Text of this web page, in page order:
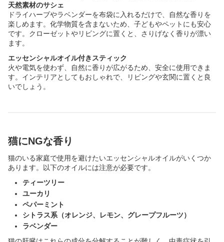
天然素材のサシェ
ドライハーブやラベンダーを布袋に入れるだけで、自然な香りを
楽しめます。化学物質を含まないため、子どもやペットにも安心
です。クローゼットやリビングに置くと、さりげなく香りが漂い
ます。
エッセンシャルオイル付きスティック
火や電気を使わず、自然に香りが広がるため、安全に使用できま
す。インテリアとしてもおしゃれで、リビングや玄関に置くと良
いでしょう。
猫にNGな香り
猫のいる家庭で使用を避けたいエッセンシャルオイルがいくつか
あります。以下のオイルには注意が必要です。
ティーツリー
ユーカリ
ペパーミント
シトラス系（オレンジ、レモン、グレープフルーツ）
ラベンダー